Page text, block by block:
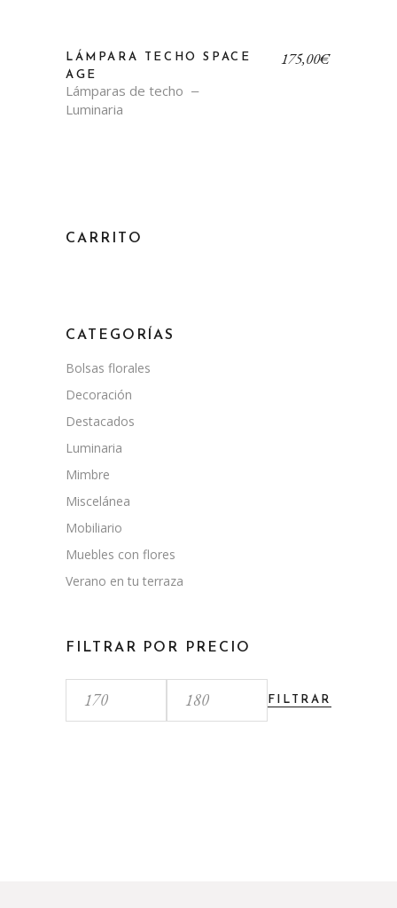
LÁMPARA TECHO SPACE
AGE
Lámparas de techo
Luminaria
175,00€
CARRITO
CATEGORÍAS
Bolsas florales
Decoración
Destacados
Luminaria
Mimbre
Miscelánea
Mobiliario
Muebles con flores
Verano en tu terraza
FILTRAR POR PRECIO
Precio
mínimo
Precio
máximo
FILTRAR